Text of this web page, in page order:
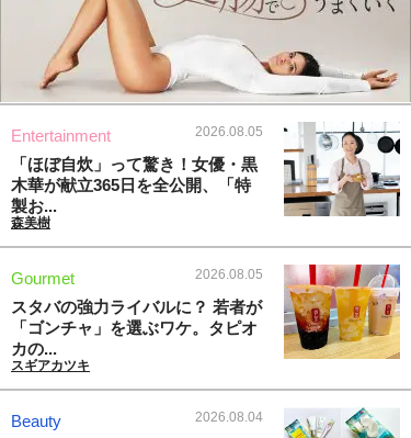
Entertainment 2026.08.05
「ほぼ自炊」って驚き！女優・黒
木華が献立365日を全公開、「特
製お...
森美樹
Gourmet 2026.08.05
スタバの強力ライバルに？ 若者が
「ゴンチャ」を選ぶワケ。タピオ
カの...
スギアカツキ
Beauty 2026.08.04